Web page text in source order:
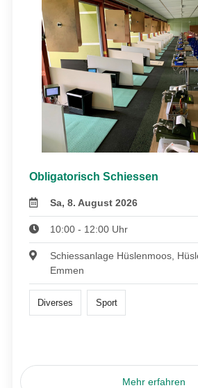
Obligatorisch Schiessen
Sa, 8. August 2026
10:00 - 12:00 Uhr
Schiessanlage Hüslenmoos,
Emmen
Diverses Sport
Mehr erfahren